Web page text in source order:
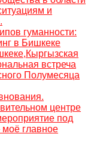
и
гуманности:
в Бишкеке
встреча
Полумесяца
центре
под
главное